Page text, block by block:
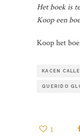
Het boek is
Koop een
Koop het
KACEN
QUERIDO
1